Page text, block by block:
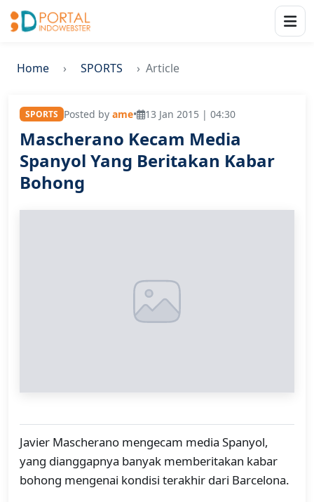
Home SPORTS Article
SPORTS Posted by ame• 13 Jan 2015 | 04:30
Mascherano Kecam Media
Spanyol Yang Beritakan Kabar
Bohong
Javier Mascherano mengecam media Spanyol,
yang dianggapnya banyak memberitakan kabar
bohong mengenai kondisi terakhir dari Barcelona.